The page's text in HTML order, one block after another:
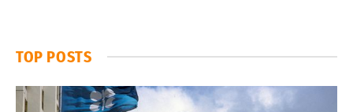
TOP POSTS